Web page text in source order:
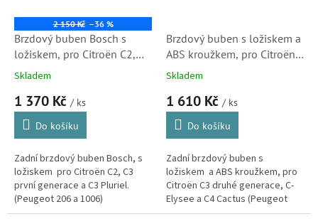
2 150 Kč –36 %
Brzdový buben Bosch s
ložiskem, pro Citroën C2,
C3, C3 Pluriel a DS3
0986477151) S2
Skladem
1 370 Kč / ks
Do košíku
Zadní brzdový buben Bosch, s
ložiskem pro Citroën C2, C3
první generace a C3 Pluriel.
(Peugeot 206 a 1006)
Brzdový buben s ložiskem a
ABS kroužkem, pro Citroën
C2, C3, C3 Pluriel a DS3
Skladem
1 610 Kč / ks
Do košíku
Zadní brzdový buben s
ložiskem a ABS kroužkem, pro
Citroën C3 druhé generace, C-
Elysee a C4 Cactus (Peugeot
206, 208 a 301)